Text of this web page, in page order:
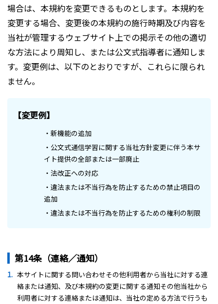
場合は、本規約を変更できるものとします。本規約を
変更する場合、変更後の本規約の施行時期及び内容を
当社が管理するウェブサイト上での掲示その他の適切
な方法により周知し、または公文式指導者に通知しま
す。変更例は、以下のとおりですが、これらに限られ
ません。
【変更例】
・新機能の追加
・公文式通信学習に関する当社方針変更に伴う本サ
イト提供の全部または一部廃止
・法改正への対応
・違法または不当行為を防止するための禁止項目の
追加
・違法または不当行為を防止するための権利の制限
第14条（連絡／通知）
本サイトに関する問い合わせその他利用者から当社に対する連
絡または通知、及び本規約の変更に関する通知その他当社から
利用者に対する連絡または通知は、当社の定める方法で行うも